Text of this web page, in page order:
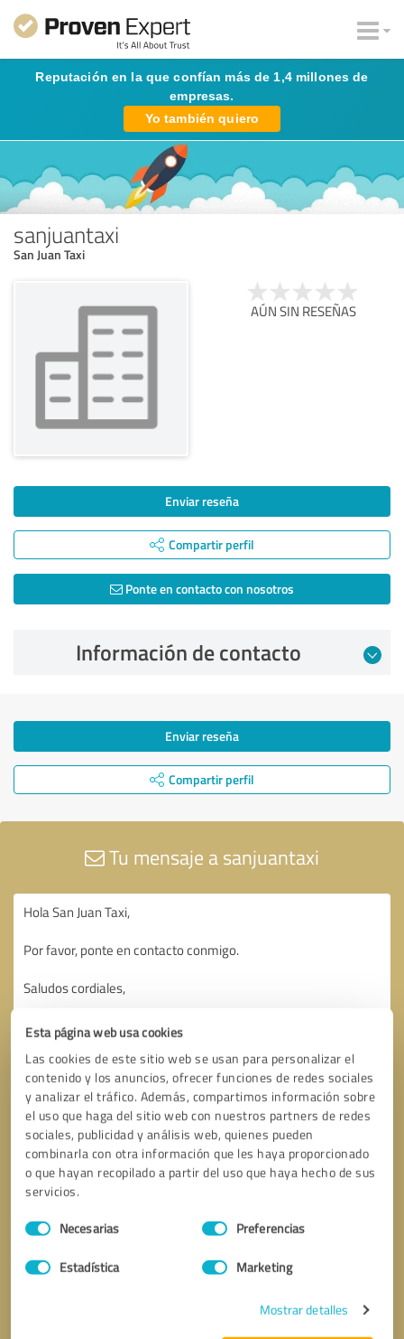
Esta página web usa cookies
Las cookies de este sitio web se usan para personalizar el
contenido y los anuncios, ofrecer funciones de redes sociales
y analizar el tráfico. Además, compartimos información sobre
el uso que haga del sitio web con nuestros partners de redes
sociales, publicidad y análisis web, quienes pueden
combinarla con otra información que les haya proporcionado
o que hayan recopilado a partir del uso que haya hecho de sus
servicios.
Selección
de
Necesarias Preferencias
Estadística Marketing
Mostrar detalles
Reputación en la que confían más de 1,4 millones de
empresas.
Yo también quiero
sanjuantaxi
San Juan Taxi
AÚN SIN RESEÑAS
Enviar reseña
Compartir perfil
Ponte en contacto con nosotros
Información de contacto
Enviar reseña
Compartir perfil
Tu mensaje a sanjuantaxi
Solicitar una llamada * campos obligatorios